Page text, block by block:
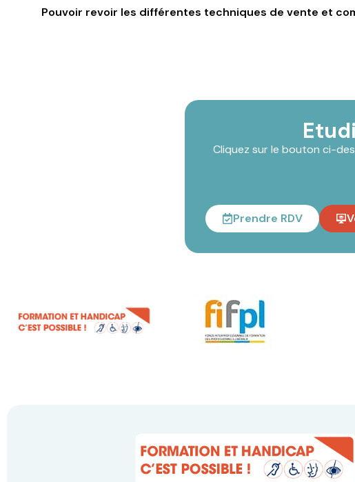
Pouvoir revoir les différentes techniques de vente et
Cliquez sur le bouton ci-
Prendre RDV